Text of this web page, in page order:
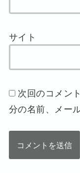
サイト
次回のコメン
分の名前、メー